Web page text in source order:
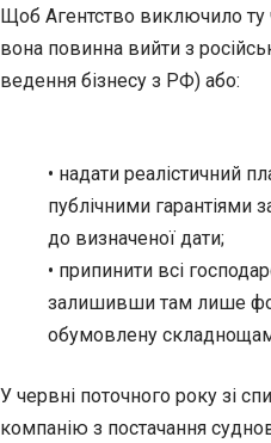
Щоб Агентство виключило ту
вона повинна вийти з
ведення бізнесу з РФ) або:
• надати реалістичний
публічними гарантіями
до визначеної дати;
• припинити всі
залишивши там лише
обумовлену
У червні поточного року зі
компанію з постачання